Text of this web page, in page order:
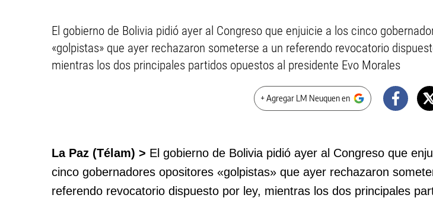
El gobierno de Bolivia pidió ayer al Congreso que enjuicie a los cinco
«golpistas» que ayer rechazaron someterse a un referendo revocatorio
mientras los dos principales partidos opuestos al presidente Evo Morales
+ Agregar LM Neuquen en
La Paz (Télam) > El gobierno de Bolivia pidió ayer al Congreso que
cinco gobernadores opositores «golpistas» que ayer rechazaron
referendo revocatorio dispuesto por ley, mientras los dos principales